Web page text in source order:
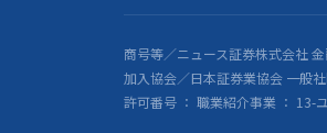
商号等／ニュース証券株式会社
加入協会／日本証券業協会 一般
許可番号 ： 職業紹介事業 ： 13-